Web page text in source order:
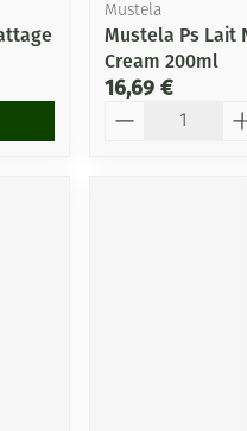
Mustela
Mustela Ps Lait
Cream 200ml
16,69 €